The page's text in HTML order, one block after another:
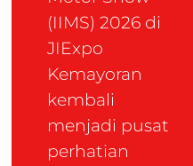
(IIMS) 2026 di
JIExpo
Kemayoran
kembali
menjadi pusat
perhatian